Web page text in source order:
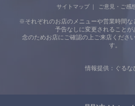
サイトマップ ご意見・ご感
※それぞれのお店のメニューや営業時間な
予告なしに変更されることが
念のためお店にご確認の上ご来店くださ
す。
情報提供：ぐるな